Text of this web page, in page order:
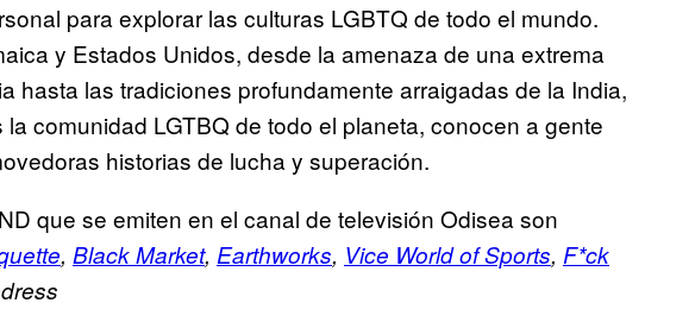
para explorar las culturas LGBTQ de todo el mundo.
y Estados Unidos, desde la amenaza de una extrema
hasta las tradiciones profundamente arraigadas de la India,
comunidad LGTBQ de todo el planeta, conocen a gente
historias de lucha y superación.
que se emiten en el canal de televisión Odisea son
, Black Market, Earthworks, Vice World of Sports, F*ck